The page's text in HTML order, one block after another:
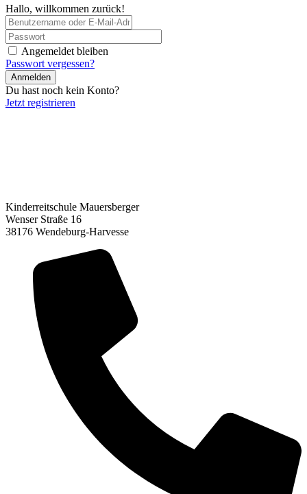
Hallo, willkommen zurück!
Angemeldet bleiben
Passwort vergessen?
Anmelden
Du hast noch kein Konto?
Jetzt registrieren
Kinderreitschule Mauersberger
Wenser Straße 16
38176 Wendeburg-Harvesse